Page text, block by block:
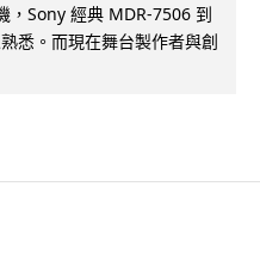
，Sony 經典 MDR-7506 到
悉。而現在舞台製作者與創